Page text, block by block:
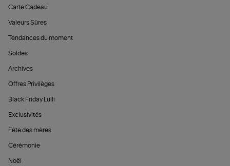
Carte Cadeau
Valeurs Sûres
Tendances du moment
Soldes
Archives
Offres Privilèges
Black Friday Lulli
Exclusivités
Fête des mères
Cérémonie
Noël